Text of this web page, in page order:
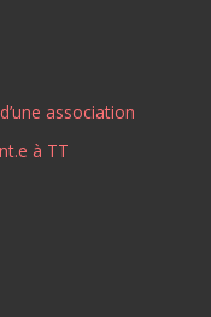
association
à TT